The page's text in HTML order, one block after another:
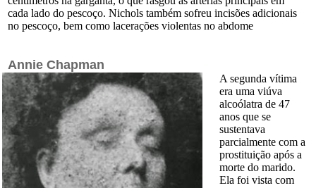
cada lado do pescoço. Nichols também sofreu incisões adicionais
no pescoço, bem como lacerações violentas no abdome
Annie Chapman
A segunda vítima
era uma viúva
alcoólatra de 47
anos que se
sustentava
parcialmente com a
prostituição após a
morte do marido.
Ela foi vista com